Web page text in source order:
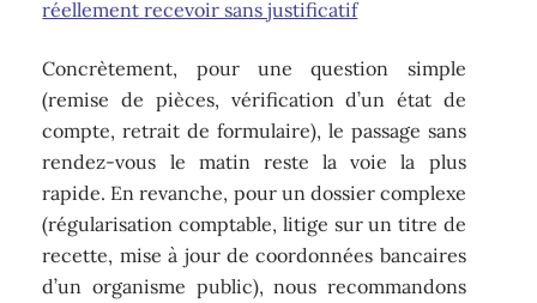
réellement recevoir sans justificatif
Concrètement, pour une question simple
(remise de pièces, vérification d’un état de
compte, retrait de formulaire), le passage sans
rendez-vous le matin reste la voie la plus
rapide. En revanche, pour un dossier complexe
(régularisation comptable, litige sur un titre de
recette, mise à jour de coordonnées bancaires
d’un organisme public), nous recommandons